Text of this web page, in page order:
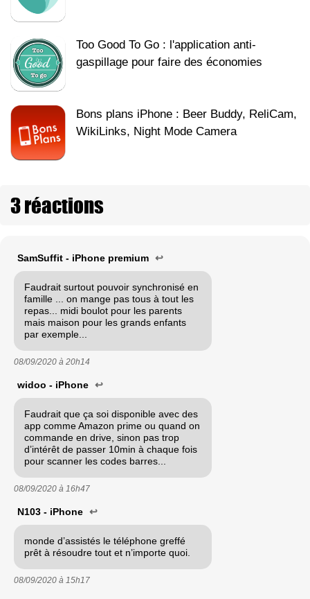
Too Good To Go : l'application anti-
gaspillage pour faire des économies
Bons plans iPhone : Beer Buddy, ReliCam,
WikiLinks, Night Mode Camera
3 réactions
SamSuffit - iPhone premium ↩
Faudrait surtout pouvoir synchronisé en
famille ... on mange pas tous à tout les
repas... midi boulot pour les parents
mais maison pour les grands enfants
par exemple...
08/09/2020 à 20h14
widoo - iPhone ↩
Faudrait que ça soi disponible avec des
app comme Amazon prime ou quand on
commande en drive, sinon pas trop
d’intérêt de passer 10min à chaque fois
pour scanner les codes barres...
08/09/2020 à 16h47
N103 - iPhone ↩
monde d’assistés le téléphone greffé
prêt à résoudre tout et n’importe quoi.
08/09/2020 à 15h17